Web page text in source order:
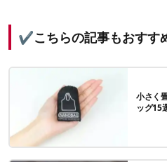
✔こちらの記事もおすす
小さく
ッグ15